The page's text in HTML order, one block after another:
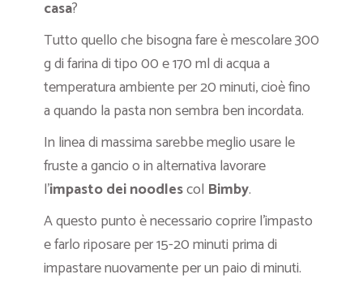
casa?
Tutto quello che bisogna fare è mescolare 300
g di farina di tipo 00 e 170 ml di acqua a
temperatura ambiente per 20 minuti, cioè fino
a quando la pasta non sembra ben incordata.
In linea di massima sarebbe meglio usare le
fruste a gancio o in alternativa lavorare
l’impasto dei noodlescol Bimby.
A questo punto è necessario coprire l’impasto
e farlo riposare per 15-20 minuti prima di
impastare nuovamente per un paio di minuti.